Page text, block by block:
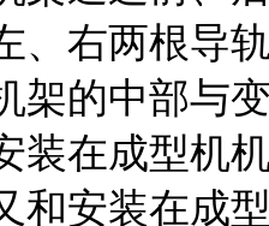
、右两根导
架的中部与
装在成型机
和安装在成